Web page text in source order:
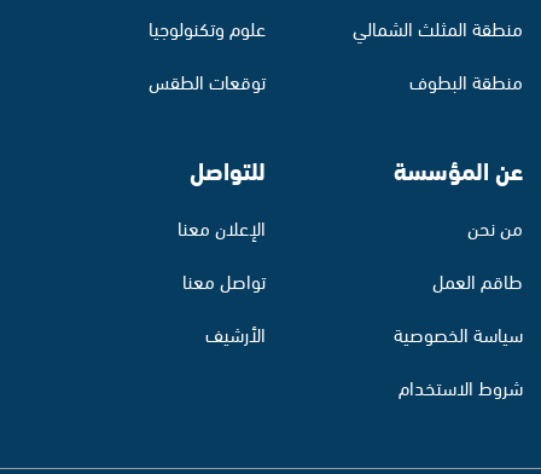
منطقة المثلث الشمالي
منطقة البطوف
علوم وتكنولوجيا
توقعات الطقس
عن المؤسسة
من نحن
طاقم العمل
سياسة الخصوصية
شروط الاستخدام
للتواصل
الإعلان معنا
تواصل معنا
الأرشيف